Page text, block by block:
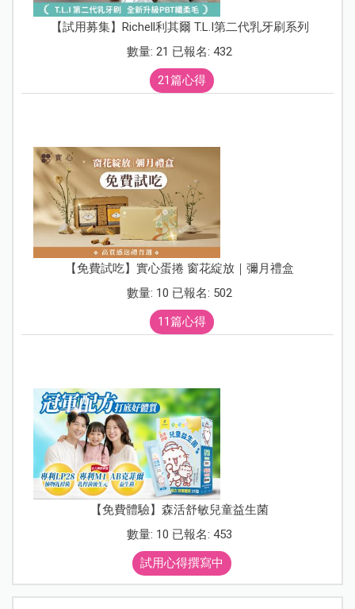
【試用募集】Richell利其爾 T.L.I第二代乳牙刷系列
數量: 21 已報名: 432
21篇心得
【免費試吃】實心蛋捲 窗花綻放｜彌月禮盒
數量: 10 已報名: 502
11篇心得
【免費體驗】森活舒敏兒童益生菌
數量: 10 已報名: 453
試用心得撰寫中